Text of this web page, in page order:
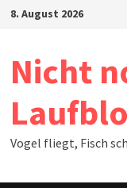
Zum8. August 2026
Nicht
Vogel fliegt, Fisch